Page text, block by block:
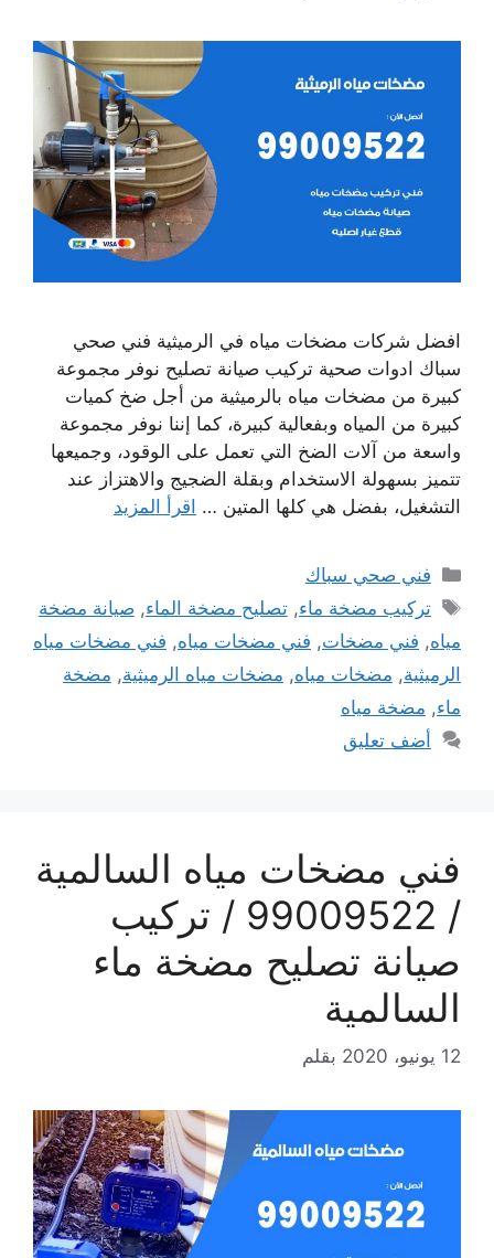
افضل شركات مضخات مياه في الرميثية فني صحي
سباك ادوات صحية تركيب صيانة تصليح نوفر مجموعة
كبيرة من مضخات مياه بالرميثية من أجل ضخ كميات
كبيرة من المياه وبفعالية كبيرة، كما إننا نوفر مجموعة
واسعة من آلات الضخ التي تعمل على الوقود، وجميعها
تتميز بسهولة الاستخدام وبقلة الضجيج والاهتزاز عند
التشغيل، بفضل هي كلها المتين … اقرأ المزيد
التصنيفات
فني صحي سباك
الوسوم
تركيب مضخة ماء,تصليح مضخة الماء,صيانة مضخة
مياه, فني مضخات, فني مضخات مياه, فني مضخات مياه
الرميثية, مضخات مياه, مضخات مياه الرميثية, مضخة
ماء, مضخة مياه
أضف تعليق
فني مضخات مياه السالمية
/ 99009522 / تركيب
صيانة تصليح مضخة ماء
السالمية
12 يونيو، 2020 بقلم